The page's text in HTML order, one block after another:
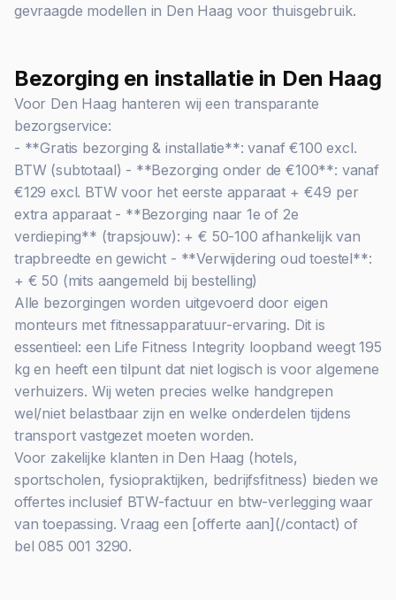
gevraagde modellen in Den Haag voor thuisgebruik.
Bezorging en installatie in Den Haag
Voor Den Haag hanteren wij een transparante
bezorgservice:
- **Gratis bezorging & installatie**: vanaf €100 excl.
BTW (subtotaal) - **Bezorging onder de €100**: vanaf
€129 excl. BTW voor het eerste apparaat + €49 per
extra apparaat - **Bezorging naar 1e of 2e
verdieping** (trapsjouw): + € 50-100 afhankelijk van
trapbreedte en gewicht - **Verwijdering oud toestel**:
+ € 50 (mits aangemeld bij bestelling)
Alle bezorgingen worden uitgevoerd door eigen
monteurs met fitnessapparatuur-ervaring. Dit is
essentieel: een Life Fitness Integrity loopband weegt 195
kg en heeft een tilpunt dat niet logisch is voor algemene
verhuizers. Wij weten precies welke handgrepen
wel/niet belastbaar zijn en welke onderdelen tijdens
transport vastgezet moeten worden.
Voor zakelijke klanten in Den Haag (hotels,
sportscholen, fysiopraktijken, bedrijfsfitness) bieden we
offertes inclusief BTW-factuur en btw-verlegging waar
van toepassing. Vraag een [offerte aan](/contact) of
bel 085 001 3290.